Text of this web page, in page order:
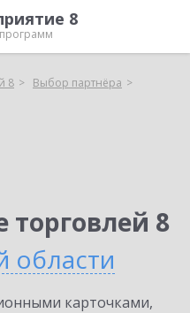
8
8
Выбор партнёра
торговлей 8
области
карточками,